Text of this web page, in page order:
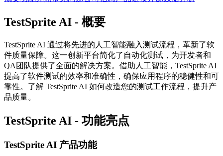
TestSprite AI - 概要
TestSprite AI 通过将先进的人工智能融入测试流程，革新了软
件质量保障。这一创新平台简化了自动化测试，为开发者和
QA团队提供了全面的解决方案。借助人工智能，TestSprite AI
提高了软件测试的效率和准确性，确保应用程序的稳健性和可
靠性。了解 TestSprite AI 如何改造您的测试工作流程，提升产
品质量。
TestSprite AI - 功能亮点
TestSprite AI 产品功能